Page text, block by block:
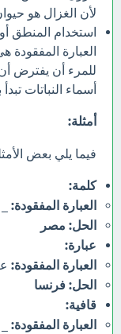
لأن الغزال هو
استخدام المنطق
العبارة المفقودة
للمرء أن يفترض
أسماء النباتات
أمثلة:
فيما يلي بعض
كلمة:
العبارة المفقودة:
الحل: مصر
عبارة:
العبارة المفقودة:
الحل: فرنسا
قافية:
العبارة المفقودة: